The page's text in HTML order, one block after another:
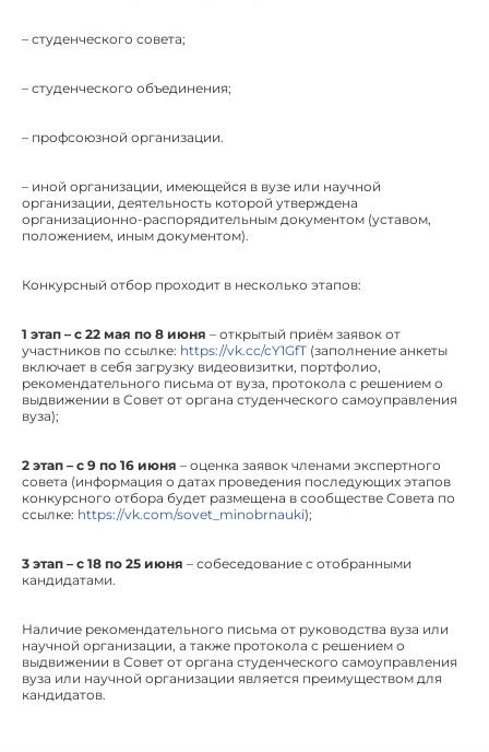
– студенческого совета;
– студенческого объединения;
– профсоюзной организации.
– иной организации, имеющейся в вузе или научной
организации, деятельность которой утверждена
организационно-распорядительным документом (уставом,
положением, иным документом).
Конкурсный отбор проходит в несколько этапов:
1 этап – с 22 мая по 8 июня – открытый приём заявок от
участников по ссылке: https://vk.cc/cY1GfT (заполнение анкеты
включает в себя загрузку видеовизитки, портфолио,
рекомендательного письма от вуза, протокола с решением о
выдвижении в Совет от органа студенческого самоуправления
вуза);
2 этап – с 9 по 16 июня – оценка заявок членами экспертного
совета (информация о датах проведения последующих этапов
конкурсного отбора будет размещена в сообществе Совета по
ссылке: https://vk.com/sovet_minobrnauki);
3 этап – с 18 по 25 июня – собеседование с отобранными
кандидатами.
Наличие рекомендательного письма от руководства вуза или
научной организации, а также протокола с решением о
выдвижении в Совет от органа студенческого самоуправления
вуза или научной организации является преимуществом для
кандидатов.